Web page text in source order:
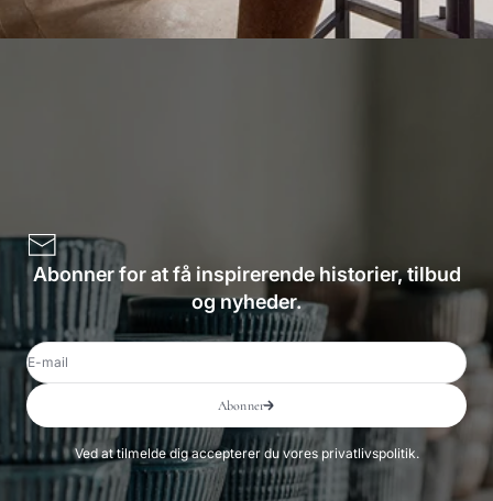
Abonner for at få inspirerende historier, tilbud
og nyheder.
E-mail
Abonner
Ved at tilmelde dig accepterer du vores privatlivspolitik.